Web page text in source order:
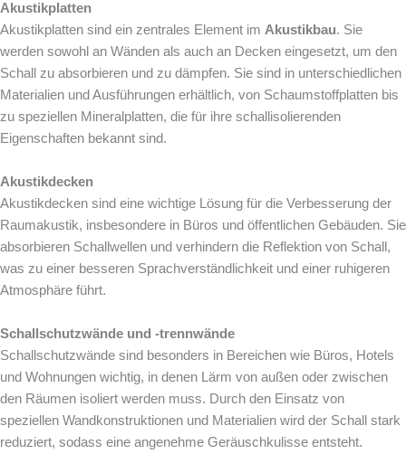
Akustikplatten
Akustikplatten sind ein zentrales Element im Akustikbau. Sie
werden sowohl an Wänden als auch an Decken eingesetzt, um den
Schall zu absorbieren und zu dämpfen. Sie sind in unterschiedlichen
Materialien und Ausführungen erhältlich, von Schaumstoffplatten bis
zu speziellen Mineralplatten, die für ihre schallisolierenden
Eigenschaften bekannt sind.
Akustikdecken
Akustikdecken sind eine wichtige Lösung für die Verbesserung der
Raumakustik, insbesondere in Büros und öffentlichen Gebäuden. Sie
absorbieren Schallwellen und verhindern die Reflektion von Schall,
was zu einer besseren Sprachverständlichkeit und einer ruhigeren
Atmosphäre führt.
Schallschutzwände und -trennwände
Schallschutzwände sind besonders in Bereichen wie Büros, Hotels
und Wohnungen wichtig, in denen Lärm von außen oder zwischen
den Räumen isoliert werden muss. Durch den Einsatz von
speziellen Wandkonstruktionen und Materialien wird der Schall stark
reduziert, sodass eine angenehme Geräuschkulisse entsteht.